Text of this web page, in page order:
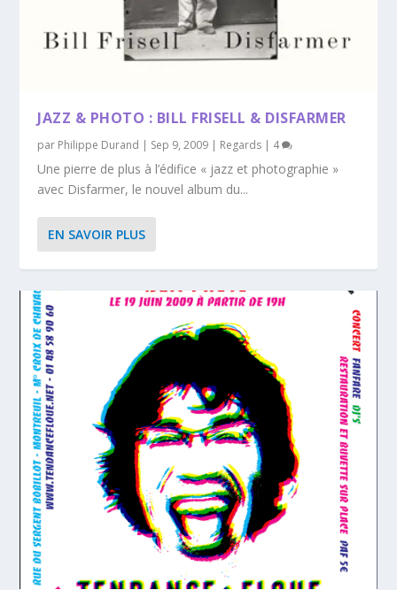
JAZZ & PHOTO : BILL FRISELL & DISFARMER
par Philippe Durand | Sep 9, 2009 | Regards | 4
Une pierre de plus à l’édifice « jazz et photographie »
avec Disfarmer, le nouvel album du...
EN SAVOIR PLUS